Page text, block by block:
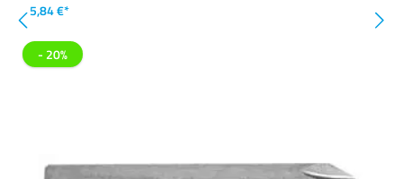
5,84 €*
- 20%